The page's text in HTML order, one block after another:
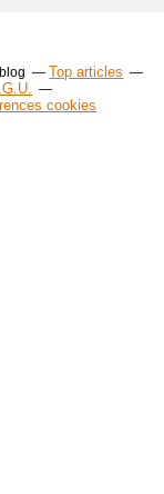
Top articles
cookies